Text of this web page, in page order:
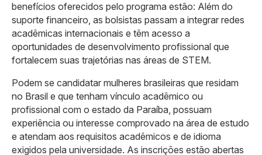
benefícios oferecidos pelo programa estão: Além do
suporte financeiro, as bolsistas passam a integrar redes
acadêmicas internacionais e têm acesso a
oportunidades de desenvolvimento profissional que
fortalecem suas trajetórias nas áreas de STEM.
Podem se candidatar mulheres brasileiras que residam
no Brasil e que tenham vínculo acadêmico ou
profissional com o estado da Paraíba, possuam
experiência ou interesse comprovado na área de estudo
e atendam aos requisitos acadêmicos e de idioma
exigidos pela universidade. As inscrições estão abertas